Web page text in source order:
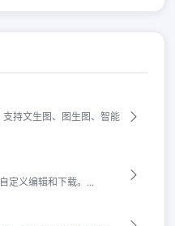
持文生图、图生图、智能
定义编辑和下载。...